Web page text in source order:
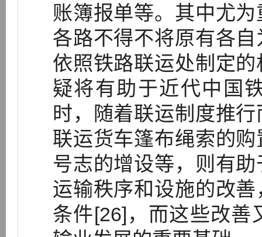
账簿报单等。其中尤
各路不得不将原有各
依照铁路联运处制定
疑将有助于近代中国
时，随着联运制度推
联运货车篷布绳索的
号志的增设等，则有
运输秩序和设施的改
条件[26]，而这些改善